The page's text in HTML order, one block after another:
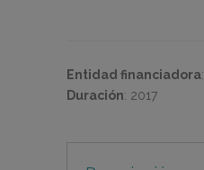
Entidad financiadora:
Duración: 2017